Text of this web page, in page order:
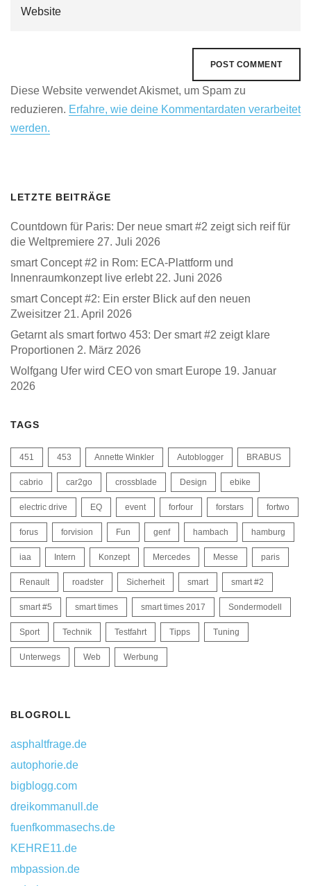
Diese Website verwendet Akismet, um Spam zu
reduzieren. Erfahre, wie deine Kommentardaten verarbeitet
werden.
LETZTE BEITRÄGE
Countdown für Paris: Der neue smart #2 zeigt sich reif für
die Weltpremiere 27. Juli 2026
smart Concept #2 in Rom: ECA-Plattform und
Innenraumkonzept live erlebt 22. Juni 2026
smart Concept #2: Ein erster Blick auf den neuen
Zweisitzer 21. April 2026
Getarnt als smart fortwo 453: Der smart #2 zeigt klare
Proportionen 2. März 2026
Wolfgang Ufer wird CEO von smart Europe 19. Januar
2026
TAGS
451 453 Annette Winkler Autoblogger BRABUS
cabrio car2go crossblade Design ebike
electric drive EQ event forfour forstars fortwo
forus forvision Fun genf hambach hamburg
iaa Intern Konzept Mercedes Messe paris
Renault roadster Sicherheit smart smart #2
smart #5 smart times smart times 2017 Sondermodell
Sport Technik Testfahrt Tipps Tuning
Unterwegs Web Werbung
BLOGROLL
asphaltfrage.de
autophorie.de
bigblogg.com
dreikommanull.de
fuenfkommasechs.de
KEHRE11.de
mbpassion.de